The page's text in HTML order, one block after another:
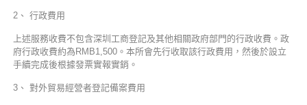
2、 行政費用
上述服務收費不包含深圳工商登記及其他相關政府部門的行政收費。政
府行政收費約為RMB1,500。本所會先行收取該行政費用，然後於設立
手續完成後根據發票實報實銷。
3、 對外貿易經營者登記備案費用